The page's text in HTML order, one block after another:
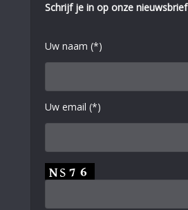
Schrijf je in op onze nieuwsbrief
Uw naam (*)
Uw email (*)